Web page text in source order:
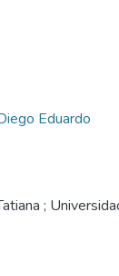
Eduardo
;